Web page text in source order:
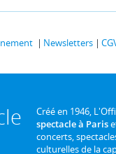
Newsletters
Créé en 1946,
spectacle à Paris
concerts,
culturelles de la